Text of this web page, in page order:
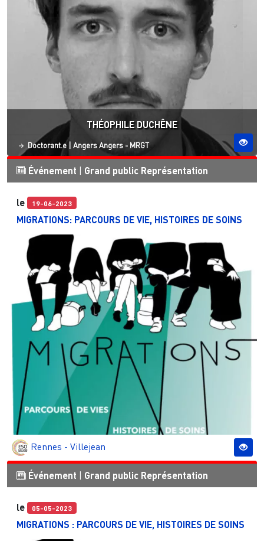
THÉOPHILE DUCHÊNE
Statut
Doctorant.e | Site ESO
AngersAngers - MRGT
Événement | Grand public Représentation
le 19-06-2023
MIGRATIONS: PARCOURS DE VIE, HISTOIRES DE SOINS
Rennes - Villejean
Événement Grand public Représentation
le 05-05-2023
MIGRATIONS : PARCOURS DE VIE, HISTOIRES DE SOINS